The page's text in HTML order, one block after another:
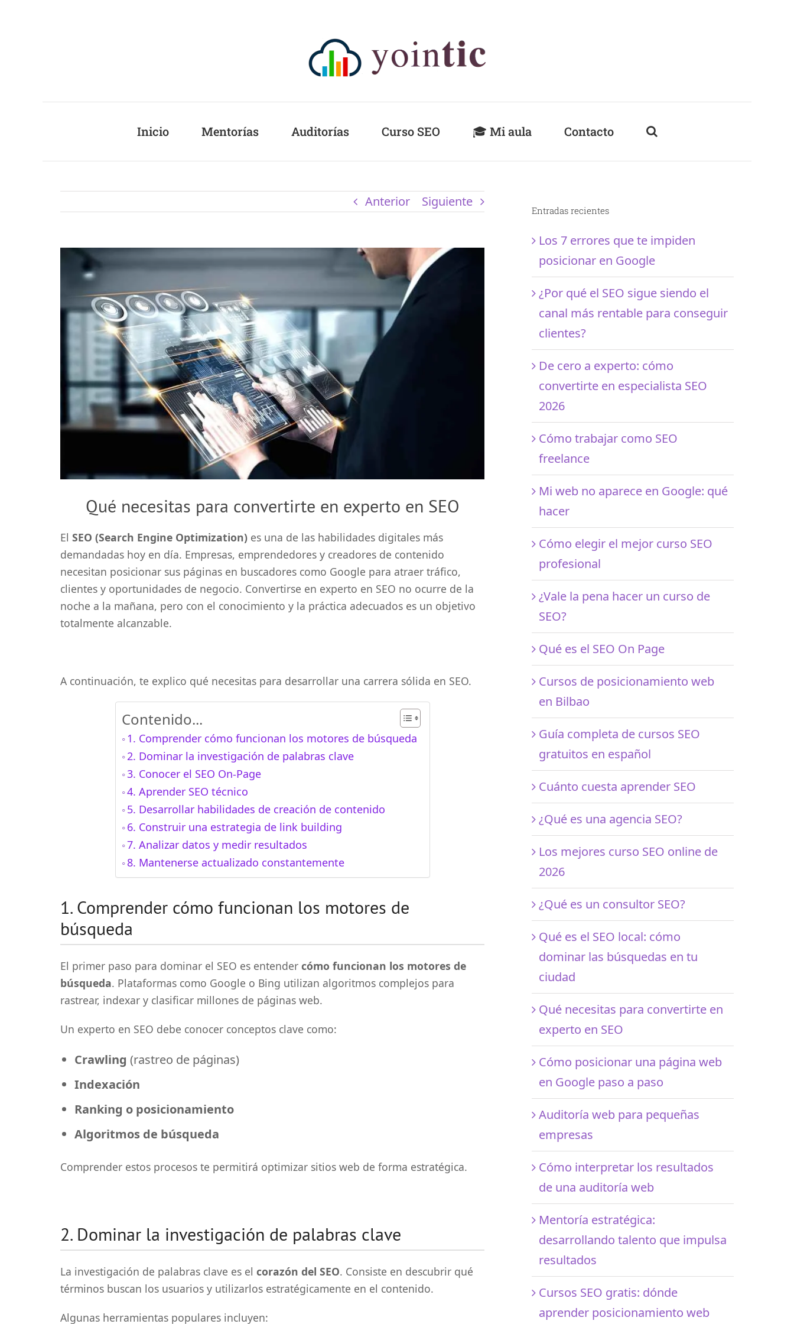
Inicio Mentorías Auditorías Curso SEO 🎓 Mi aula Contacto
Anterior Siguiente
Ver
imagen
más
grande
Qué necesitas para convertirte en experto en SEO
El SEO (Search Engine Optimization) es una de las habilidades digitales más
demandadas hoy en día. Empresas, emprendedores y creadores de contenido
necesitan posicionar sus páginas en buscadores como Google para atraer tráfico,
clientes y oportunidades de negocio. Convertirse en experto en SEO no ocurre de la
noche a la mañana, pero con el conocimiento y la práctica adecuados es un objetivo
totalmente alcanzable.
A continuación, te explico qué necesitas para desarrollar una carrera sólida en SEO.
Contenido...
1. Comprender cómo funcionan los motores de búsqueda
2. Dominar la investigación de palabras clave
3. Conocer el SEO On-Page
4. Aprender SEO técnico
5. Desarrollar habilidades de creación de contenido
6. Construir una estrategia de link building
7. Analizar datos y medir resultados
8. Mantenerse actualizado constantemente
1. Comprender cómo funcionan los motores de
búsqueda
El primer paso para dominar el SEO es entender cómo funcionan los motores de
búsqueda. Plataformas como Google o Bing utilizan algoritmos complejos para
rastrear, indexar y clasificar millones de páginas web.
Un experto en SEO debe conocer conceptos clave como:
Crawling (rastreo de páginas)
Indexación
Ranking o posicionamiento
Algoritmos de búsqueda
Comprender estos procesos te permitirá optimizar sitios web de forma estratégica.
2. Dominar la investigación de palabras clave
La investigación de palabras clave es el corazón del SEO. Consiste en descubrir qué
términos buscan los usuarios y utilizarlos estratégicamente en el contenido.
Algunas herramientas populares incluyen:
Entradas recientes
Los 7 errores que te impiden
posicionar en Google
¿Por qué el SEO sigue siendo el
canal más rentable para conseguir
clientes?
De cero a experto: cómo
convertirte en especialista SEO
2026
Cómo trabajar como SEO
freelance
Mi web no aparece en Google: qué
hacer
Cómo elegir el mejor curso SEO
profesional
¿Vale la pena hacer un curso de
SEO?
Qué es el SEO On Page
Cursos de posicionamiento web
en Bilbao
Guía completa de cursos SEO
gratuitos en español
Cuánto cuesta aprender SEO
¿Qué es una agencia SEO?
Los mejores curso SEO online de
2026
¿Qué es un consultor SEO?
Qué es el SEO local: cómo
dominar las búsquedas en tu
ciudad
Qué necesitas para convertirte en
experto en SEO
Cómo posicionar una página web
en Google paso a paso
Auditoría web para pequeñas
empresas
Cómo interpretar los resultados
de una auditoría web
Mentoría estratégica:
desarrollando talento que impulsa
resultados
Cursos SEO gratis: dónde
aprender posicionamiento web